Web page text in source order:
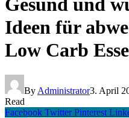
Gesund und
Ideen für
Low Carb
By Administrator3. April
Read
Facebook Twitter Pinterest